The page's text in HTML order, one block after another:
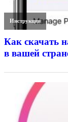
Инструкции
Как скачать
в вашей